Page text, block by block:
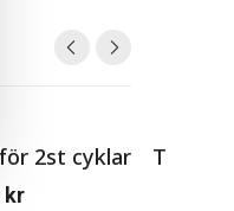
2st cyklar
kr
Thule